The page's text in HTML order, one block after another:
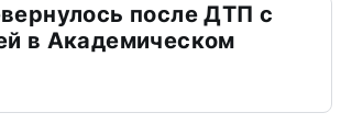
после ДТП с
в Академическом